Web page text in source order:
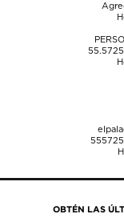
OBTÉN LAS